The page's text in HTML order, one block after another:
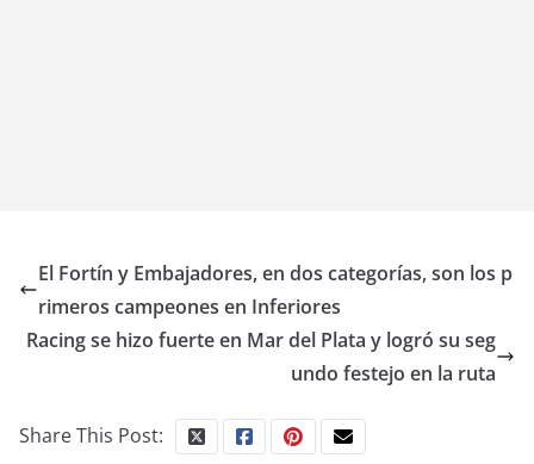
El Fortín y Embajadores, en dos categorías, son los p
rimeros campeones en Inferiores
Racing se hizo fuerte en Mar del Plata y logró su seg
undo festejo en la ruta
Share This Post: